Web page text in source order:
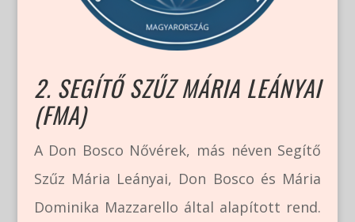
2. SEGÍTŐ SZŰZ MÁRIA LEÁNYAI
(FMA)
A Don Bosco Nővérek, más néven Segítő
Szűz Mária Leányai, Don Bosco és Mária
Dominika Mazzarello által alapított rend.